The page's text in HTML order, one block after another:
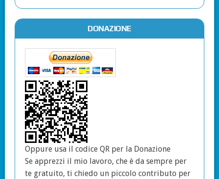
DONAZIONE
Oppure usa il codice QR per la Donazione
Se apprezzi il mio lavoro, che è da sempre per
te gratuito, ti chiedo un piccolo contributo per